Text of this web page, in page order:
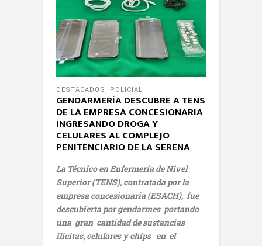
DESTACADOS POLICIAL
GENDARMERÍA DESCUBRE A TENS
DE LA EMPRESA CONCESIONARIA
INGRESANDO DROGA Y
CELULARES AL COMPLEJO
PENITENCIARIO DE LA SERENA
La Técnico en Enfermería de Nivel
Superior (TENS), contratada por la
empresa concesionaria (ESACH), fue
descubierta por gendarmes portando
una gran cantidad de sustancias
ilícitas, celulares y chips en el